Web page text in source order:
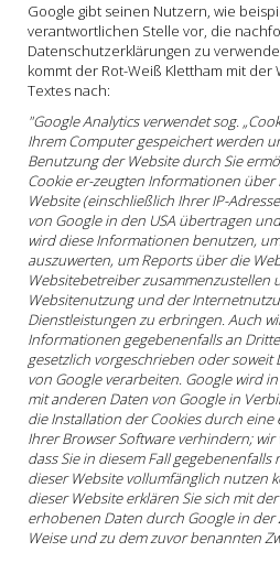
Google gibt seinen Nutzern, wie
verantwortlichen Stelle vor, die
Datenschutzerklärungen zu
kommt der Rot-Weiß Klettham mit
Textes nach:
"Google Analytics verwendet sog.
Ihrem Computer gespeichert werden
Benutzung der Website durch Sie
Cookie er-zeugten Informationen
Website (einschließlich Ihrer IP-
von Google in den USA übertragen
wird diese Informationen benutzen,
auszuwerten, um Reports über die
Websitebetreiber zusammenzustellen
Websitenutzung und der
Dienstleistungen zu erbringen. Auch
Informationen gegebenenfalls an
gesetzlich vorgeschrieben oder soweit
von Google verarbeiten. Google wird
mit anderen Daten von Google in
die Installation der Cookies durch
Ihrer Browser Software verhindern;
dass Sie in diesem Fall
dieser Website vollumfänglich nutzen
dieser Website erklären Sie sich mit
erhobenen Daten durch Google in
Weise und zu dem zuvor benannten